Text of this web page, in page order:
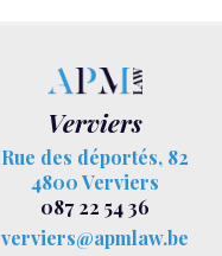
Verviers
Rue des déportés, 82
4800 Verviers
087 22 54 36
verviers@apmlaw.be